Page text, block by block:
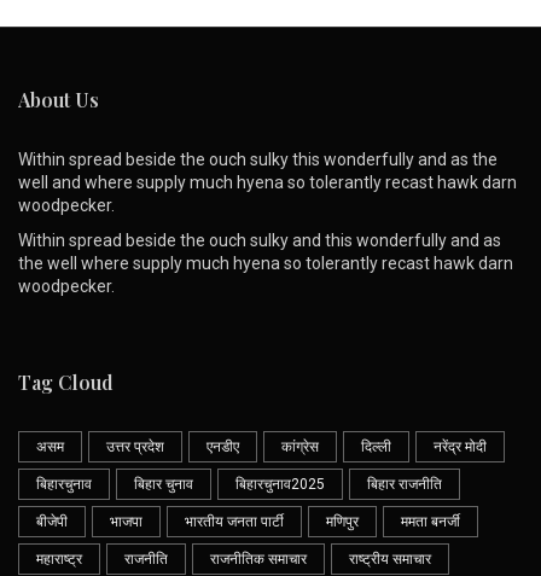
About Us
Within spread beside the ouch sulky this wonderfully and as the
well and where supply much hyena so tolerantly recast hawk darn
woodpecker.
Within spread beside the ouch sulky and this wonderfully and as
the well where supply much hyena so tolerantly recast hawk darn
woodpecker.
Tag Cloud
असम उत्तर प्रदेश एनडीए कांग्रेस दिल्ली नरेंद्र मोदी
बिहारचुनाव बिहार चुनाव बिहारचुनाव2025 बिहार राजनीति
बीजेपी भाजपा भारतीय जनता पार्टी मणिपुर ममता बनर्जी
महाराष्ट्र राजनीति राजनीतिक समाचार राष्ट्रीय समाचार